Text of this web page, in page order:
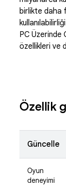
birlikte daha
PC Üzerinde
özellikleri ve
Özellik
Güncelle
Oyun
deneyimi